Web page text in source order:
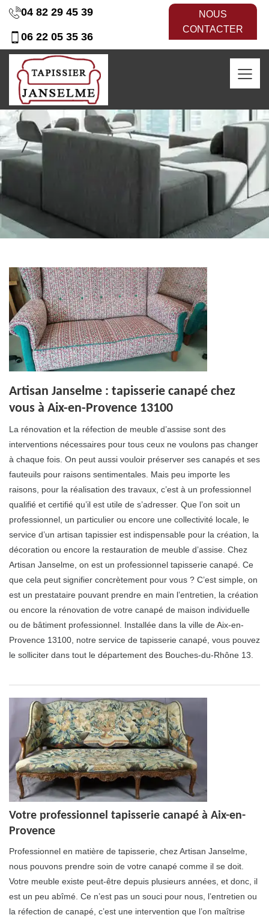
04 82 29 45 39
06 22 05 35 36
NOUS
CONTACTER
Artisan Janselme : tapisserie canapé chez
vous à Aix-en-Provence 13100
La rénovation et la réfection de meuble d’assise sont des
interventions nécessaires pour tous ceux ne voulons pas changer
à chaque fois. On peut aussi vouloir préserver ses canapés et ses
fauteuils pour raisons sentimentales. Mais peu importe les
raisons, pour la réalisation des travaux, c’est à un professionnel
qualifié et certifié qu’il est utile de s’adresser. Que l’on soit un
professionnel, un particulier ou encore une collectivité locale, le
service d’un artisan tapissier est indispensable pour la création, la
décoration ou encore la restauration de meuble d’assise. Chez
Artisan Janselme, on est un professionnel tapisserie canapé. Ce
que cela peut signifier concrètement pour vous ? C’est simple, on
est un prestataire pouvant prendre en main l’entretien, la création
ou encore la rénovation de votre canapé de maison individuelle
ou de bâtiment professionnel. Installée dans la ville de Aix-en-
Provence 13100, notre service de tapisserie canapé, vous pouvez
le solliciter dans tout le département des Bouches-du-Rhône 13.
Votre professionnel tapisserie canapé à Aix-en-
Provence
Professionnel en matière de tapisserie, chez Artisan Janselme,
nous pouvons prendre soin de votre canapé comme il se doit.
Votre meuble existe peut-être depuis plusieurs années, et donc, il
est un peu abîmé. Ce n’est pas un souci pour nous, l’entretien ou
la réfection de canapé, c’est une intervention que l’on maîtrise